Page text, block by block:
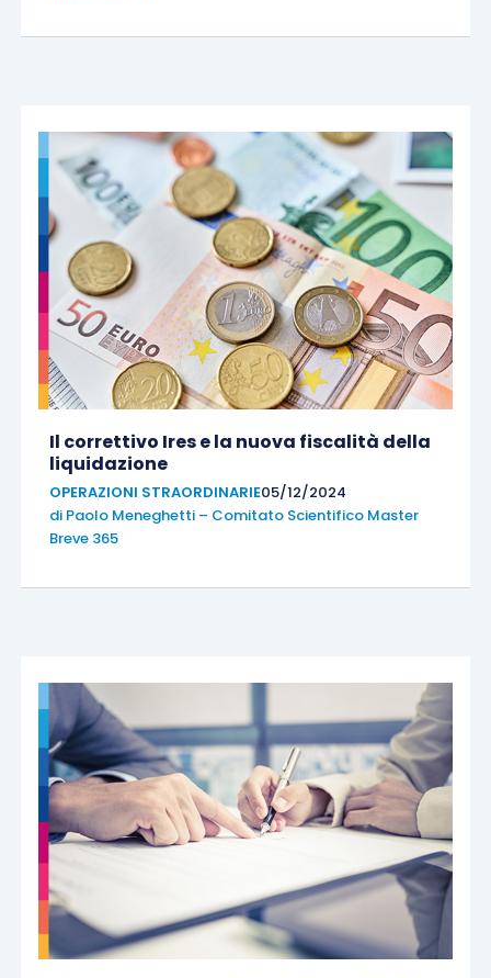
Il correttivo Ires e la nuova fiscalità della
liquidazione
OPERAZIONI STRAORDINARIE05/12/2024
di Paolo Meneghetti – Comitato Scientifico Master
Breve 365